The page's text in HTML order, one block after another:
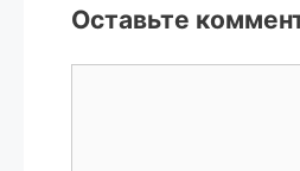
Оставьте